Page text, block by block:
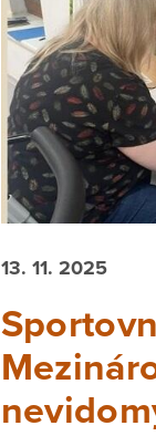
13. 11. 2025